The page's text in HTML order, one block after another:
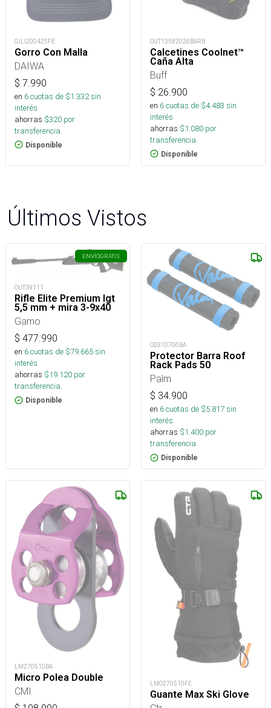
GILI200425FE
Gorro Con Malla
DAIWA
$ 7.990
en 6cuotas de $1.332sin
interés
ahorras $320 por
transferencia.
Disponible
OUT13582026BARB
Calcetines Coolnet™
Caña Alta
Buff
$ 26.900
en 6cuotas de $4.483 sin
interés
ahorras $1.080 por
transferencia.
Disponible
Últimos Vistos
ENVÍOGRATIS
OUT39111
Rifle Elite Premium Igt
5,5 mm + mira 3-9x40
Gamo
$ 477.990
en 6cuotas de $79.665sin
interés
ahorras $19.120 por
transferencia.
Disponible
OD310706BA
Protector Barra Roof
Rack Pads 50
Palm
$ 34.900
en 6cuotas de $5.817sin
interés
ahorras $1.400 por
transferencia.
Disponible
LM270510BA
Micro Polea Double
CMI
LMO270510FE
Guante Max Ski Glove